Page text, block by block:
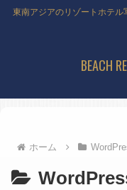
東南アジアのリゾートホテル
BEACH
ホーム